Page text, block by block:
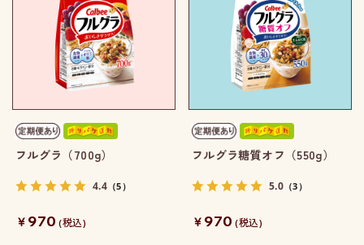
フルグラ（700g）
4.4 （5）
￥970 (税込)
フルグラ糖質オフ（550g）
5.0 （3）
￥970 (税込)